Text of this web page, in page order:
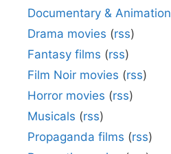
Documentary & Animation
Drama movies (rss)
Fantasy films (rss)
Film Noir movies (rss)
Horror movies (rss)
Musicals (rss)
Propaganda films (rss)